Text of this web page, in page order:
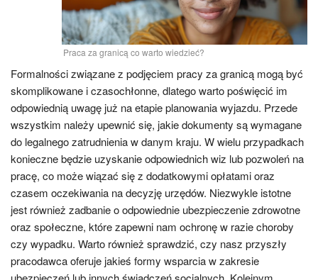
Praca za granicą co warto wiedzieć?
Formalności związane z podjęciem pracy za granicą mogą być
skomplikowane i czasochłonne, dlatego warto poświęcić im
odpowiednią uwagę już na etapie planowania wyjazdu. Przede
wszystkim należy upewnić się, jakie dokumenty są wymagane
do legalnego zatrudnienia w danym kraju. W wielu przypadkach
konieczne będzie uzyskanie odpowiednich wiz lub pozwoleń na
pracę, co może wiązać się z dodatkowymi opłatami oraz
czasem oczekiwania na decyzję urzędów. Niezwykle istotne
jest również zadbanie o odpowiednie ubezpieczenie zdrowotne
oraz społeczne, które zapewni nam ochronę w razie choroby
czy wypadku. Warto również sprawdzić, czy nasz przyszły
pracodawca oferuje jakieś formy wsparcia w zakresie